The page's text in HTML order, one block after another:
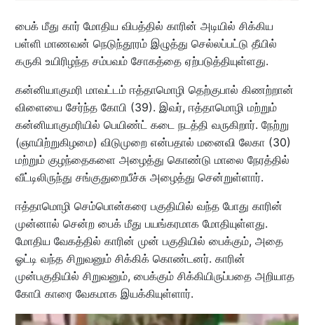
பைக் மீது கார் மோதிய விபத்தில் காரின் அடியில் சிக்கிய
பள்ளி மாணவன் நெடுந்தூரம் இழுத்து செல்லப்பட்டு தீயில்
கருகி உயிரிழந்த சம்பவம் சோகத்தை ஏற்படுத்தியுள்ளது.
கன்னியாகுமரி மாவட்டம் ஈத்தாமொழி தெற்குபால் கிணற்றான்
விளையை சேர்ந்த கோபி (39). இவர், ஈத்தாமொழி மற்றும்
கன்னியாகுமரியில் பெயிண்ட் கடை நடத்தி வருகிறார். நேற்று
(ஞாயிற்றுகிழமை) விடுமுறை என்பதால் மனைவி லேகா (30)
மற்றும் குழந்தைகளை அழைத்து கொண்டு மாலை நேரத்தில்
வீட்டிலிருந்து சங்குதுறைபீச்சு அழைத்து சென்றுள்ளார்.
ஈத்தாமொழி செம்பொன்கரை பகுதியில் வந்த போது காரின்
முன்னால் சென்ற பைக் மீது பயங்கரமாக மோதியுள்ளது.
மோதிய வேகத்தில் காரின் முன் பகுதியில் பைக்கும், அதை
ஓட்டி வந்த சிறுவனும் சிக்கிக் கொண்டனர். காரின்
முன்பகுதியில் சிறுவனும், பைக்கும் சிக்கியிருப்பதை அறியாத
கோபி காரை வேகமாக இயக்கியுள்ளார்.